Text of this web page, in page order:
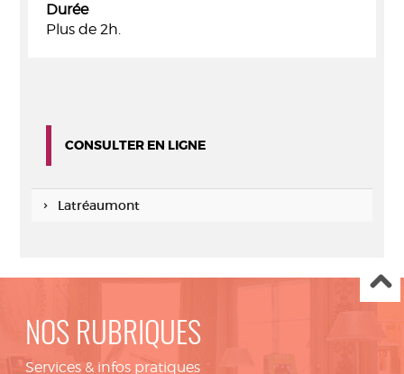
Durée
Plus de 2h.
CONSULTER EN LIGNE
Latréaumont
NOS RUBRIQUES
Services & infos pratiques